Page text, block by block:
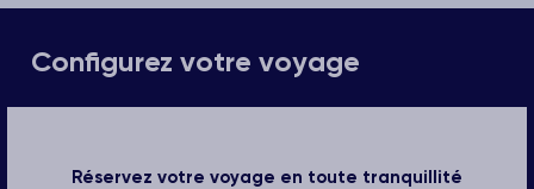
Configurez votre voyage
Réservez votre voyage en toute tranquillité